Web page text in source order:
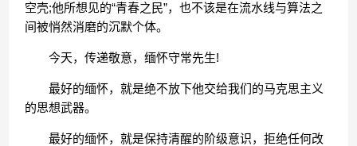
空壳;他所想见的“青春之民”，也不该是在流水线与算法之
间被悄然消磨的沉默个体。
今天，传递敬意，缅怀守常先生!
最好的缅怀，就是绝不放下他交给我们的马克思主义
的思想武器。
最好的缅怀，就是保持清醒的阶级意识，拒绝任何改